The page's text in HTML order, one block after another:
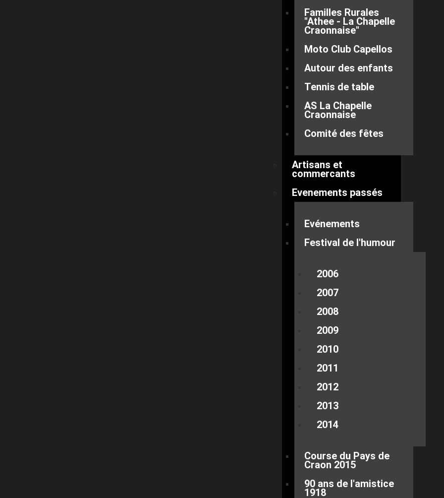
Familles Rurales
"Athee - La Chapelle
Craonnaise"
Moto Club Capellos
Autour des enfants
Tennis de table
AS La Chapelle
Craonnaise
Comité des fêtes
Artisans et
commercants
Evenements passés
Evénements
Festival de l'humour
2006
2007
2008
2009
2010
2011
2012
2013
2014
Course du Pays de
Craon 2015
90 ans de l'amistice
1918